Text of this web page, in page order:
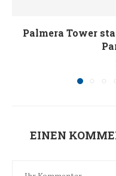
Palmera Tower
EINEN